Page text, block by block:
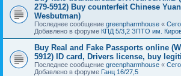
279-5912) Buy counterfeit Chinese
Wesbutman)
Последнее сообщение greenpharmhouse «
Добавлено в форуме КПД 5/3,2 ЗПТО им.
Buy Real and Fake Passports online
5912) ID card, Drivers license, buy
Последнее сообщение greenpharmhouse «
Добавлено в форуме Ганц 16/27,5